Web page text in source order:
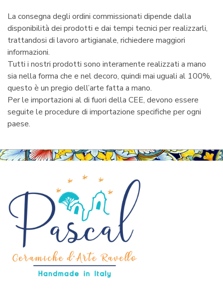
La consegna degli ordini commissionati dipende dalla
disponibilità dei prodotti e dai tempi tecnici per realizzarli,
trattandosi di lavoro artigianale, richiedere maggiori
informazioni.
Tutti i nostri prodotti sono interamente realizzati a mano
sia nella forma che e nel decoro, quindi mai uguali al 100%,
questo è un pregio dell’arte fatta a mano.
Per le importazioni al di fuori della CEE, devono essere
seguite le procedure di importazione specifiche per ogni
paese.